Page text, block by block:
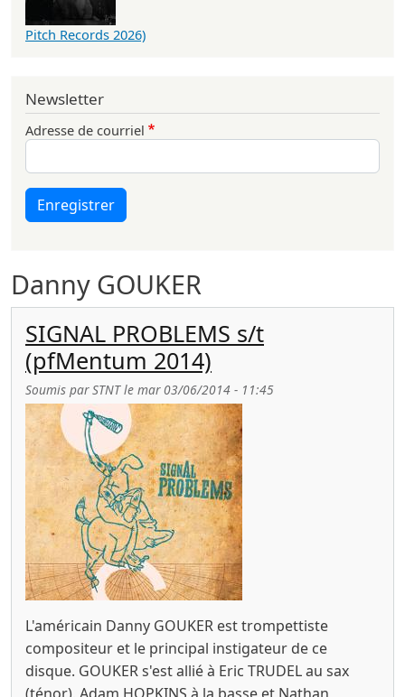
Danny GOUKER
SIGNAL PROBLEMS s/t
(pfMentum 2014)
Soumis parSTNTle mar 03/06/2014 - 11:45
L'américain Danny GOUKER est trompettiste
compositeur et le principal instigateur de ce
disque. GOUKER s'est allié à Eric TRUDEL au sax
Pitch Records 2026)
Newsletter
Adresse de courriel
Enregistrer